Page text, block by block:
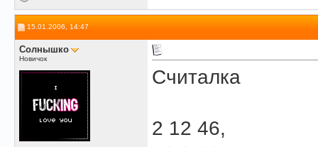
15.01.2006, 14:47
Солнышко
Новичок
Считалка
2 12 46,